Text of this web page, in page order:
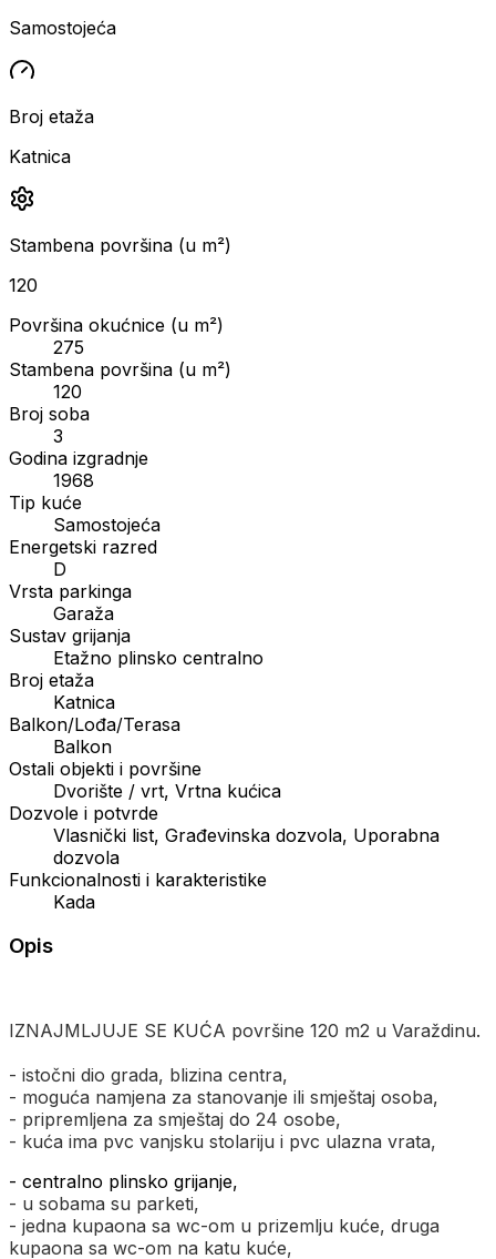
Samostojeća
Broj etaža
Katnica
Stambena površina (u m²)
120
Površina okućnice (u m²)
275
Stambena površina (u m²)
120
Broj soba
3
Godina izgradnje
1968
Tip kuće
Samostojeća
Energetski razred
D
Vrsta parkinga
Garaža
Sustav grijanja
Etažno plinsko centralno
Broj etaža
Katnica
Balkon/Lođa/Terasa
Balkon
Ostali objekti i površine
Dvorište / vrt, Vrtna kućica
Dozvole i potvrde
Vlasnički list, Građevinska dozvola, Uporabna
dozvola
Funkcionalnosti i karakteristike
Kada
Opis
IZNAJMLJUJE SE KUĆA površine 120 m2 u Varaždinu.
- istočni dio grada, blizina centra,
- moguća namjena za stanovanje ili smještaj osoba,
- pripremljena za smještaj do 24 osobe,
- kuća ima pvc vanjsku stolariju i pvc ulazna vrata,
- centralno plinsko grijanje,
- u sobama su parketi,
- jedna kupaona sa wc-om u prizemlju kuće, druga
kupaona sa wc-om na katu kuće,